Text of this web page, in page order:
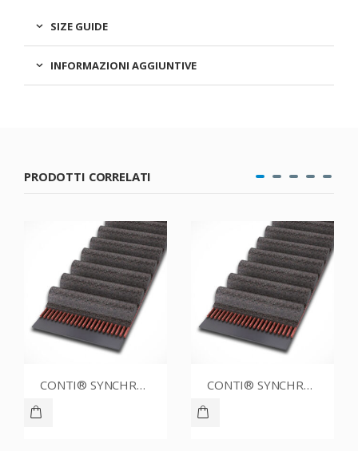
SIZE GUIDE
INFORMAZIONI AGGIUNTIVE
PRODOTTI CORRELATI
CONTI® SYNCHROBELT 88XL025 CONTI® SYNCHROBELT 54XL025